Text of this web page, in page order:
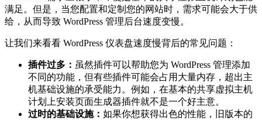
满足。但是，当您配置和定制您的网站时，需求可能会大于供
给，从而导致 WordPress 管理后台速度变慢。
让我们来看看 WordPress 仪表盘速度慢背后的常见问题：
插件过多： 虽然插件可以帮助您为 WordPress 管理添加
不同的功能，但有些插件可能会占用大量内存，超出主
机基础设施的承受能力。例如，在基本的共享虚拟主机
计划上安装页面生成器插件就不是一个好主意。
过时的基础设施： 如果你想获得出色的性能，旧版本的